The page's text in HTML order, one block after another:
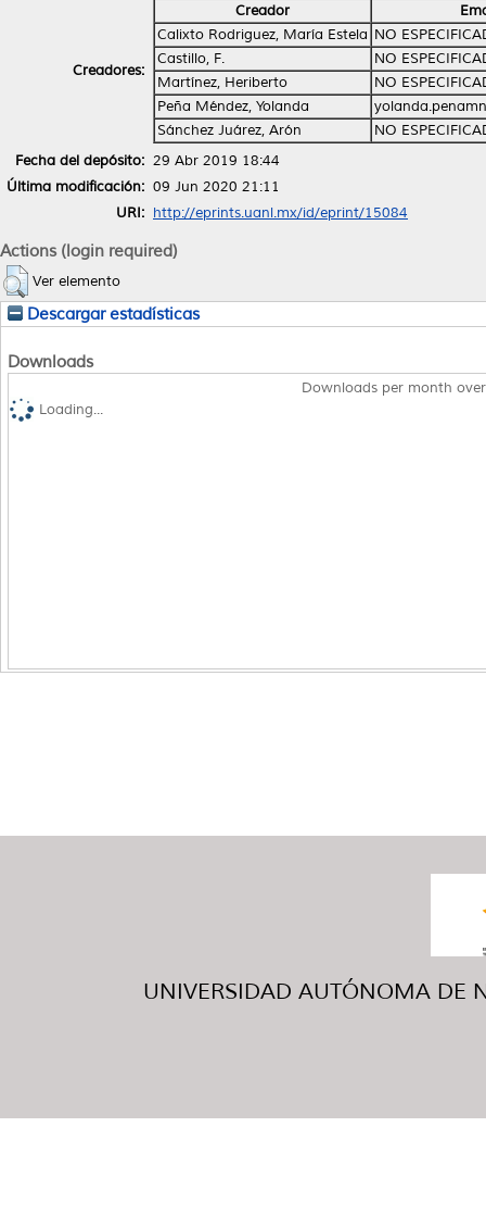
Creadores:
Creador
Calixto Rodriguez, María Estela NO
Castillo, F.
NO
Martínez, Heriberto
NO
Peña Méndez, Yolanda
Sánchez Juárez, Arón
NO
Fecha del depósito: 29 Abr 2019 18:44
Última modificación: 09 Jun 2020 21:11
URI: http://eprints.uanl.mx/id/eprint/15084
Actions (login required)
Ver elemento
Descargar estadísticas
Downloads
Downloads per month
Loading...
UNIVERSIDAD AUTÓNOMA DE